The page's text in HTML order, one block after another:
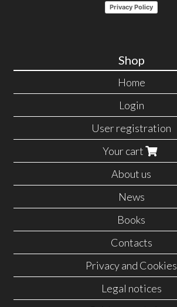
Privacy Policy
Shop
Home
Login
User registration
Your cart
About us
News
Books
Contacts
Privacy and Cookies
Legal notices